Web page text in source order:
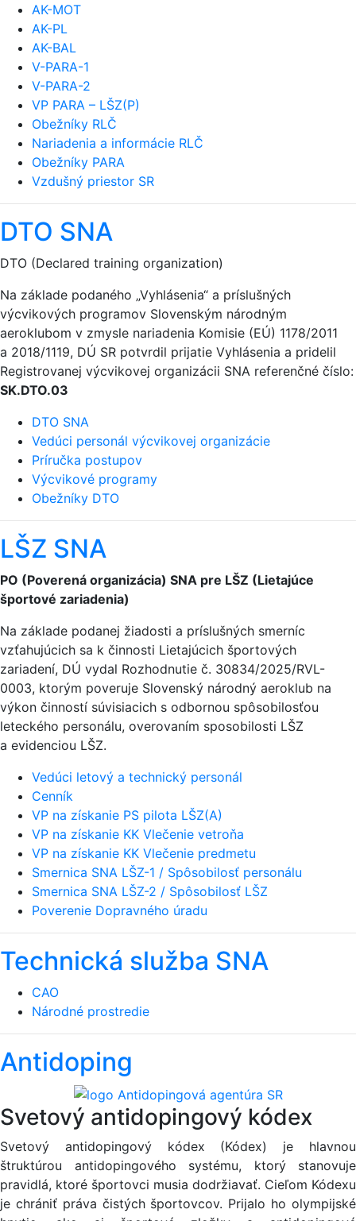
AK-MOT
AK-PL
AK-BAL
V-PARA-1
V-PARA-2
VP PARA – LŠZ(P)
Obežníky RLČ
Nariadenia a informácie RLČ
Obežníky PARA
Vzdušný priestor SR
DTO SNA
DTO (Declared training organization)
Na základe podaného „Vyhlásenia“ a príslušných
výcvikových programov Slovenským národným
aeroklubom v zmysle nariadenia Komisie (EÚ) 1178/2011
a 2018/1119, DÚ SR potvrdil prijatie Vyhlásenia a pridelil
Registrovanej výcvikovej organizácii SNA referenčné číslo:
SK.DTO.03
DTO SNA
Vedúci personál výcvikovej organizácie
Príručka postupov
Výcvikové programy
Obežníky DTO
LŠZ SNA
PO (Poverená organizácia) SNA pre LŠZ (Lietajúce
športové zariadenia)
Na základe podanej žiadosti a príslušných smerníc
vzťahujúcich sa k činnosti Lietajúcich športových
zariadení, DÚ vydal Rozhodnutie č. 30834/2025/RVL-
0003, ktorým poveruje Slovenský národný aeroklub na
výkon činností súvisiacich s odbornou spôsobilosťou
leteckého personálu, overovaním sposobilosti LŠZ
a evidenciou LŠZ.
Vedúci letový a technický personál
Cenník
VP na získanie PS pilota LŠZ(A)
VP na získanie KK Vlečenie vetroňa
VP na získanie KK Vlečenie predmetu
Smernica SNA LŠZ-1 / Spôsobilosť personálu
Smernica SNA LŠZ-2 / Spôsobilosť LŠZ
Poverenie Dopravného úradu
Technická služba SNA
CAO
Národné prostredie
Antidoping
Svetový antidopingový kódex
Svetový antidopingový kódex (Kódex) je hlavnou
štruktúrou antidopingového systému, ktorý stanovuje
pravidlá, ktoré športovci musia dodržiavať. Cieľom Kódexu
je chrániť práva čistých športovcov. Prijalo ho olympijské